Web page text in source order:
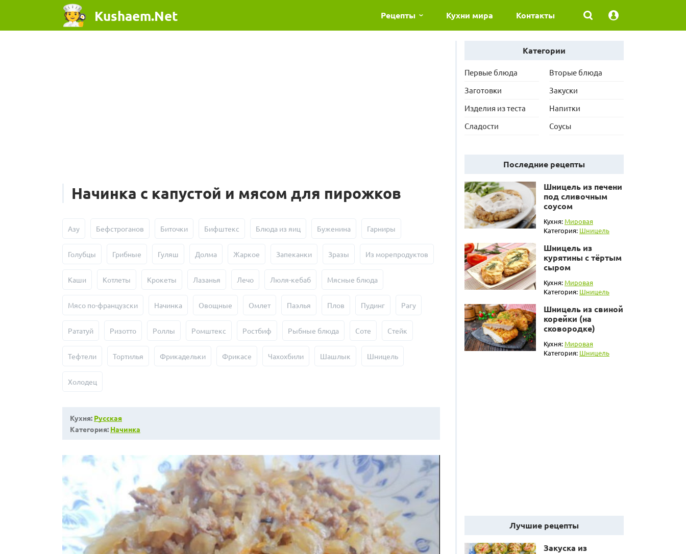
Kushaem.Net Рецепты Кухни мира Контакты
Начинка с капустой и мясом для пирожков
Азу Бефстроганов Биточки Бифштекс Блюда из яиц Буженина Гарниры
Голубцы Грибные Гуляш Долма Жаркое Запеканки Зразы Из морепродуктов
Каши Котлеты Крокеты Лазанья Лечо Люля-кебаб Мясные блюда
Мясо по-французски Начинка Овощные Омлет Паэлья Плов Пудинг Рагу
Рататуй Ризотто Роллы Ромштекс Ростбиф Рыбные блюда Соте Стейк
Тефтели Тортилья Фрикадельки Фрикасе Чахохбили Шашлык Шницель
Холодец
Кухня: Русская
Категория: Начинка
Категории
Первые блюда
Вторые блюда
Заготовки
Закуски
Изделия из теста
Напитки
Сладости
Соусы
Последние рецепты
Шницель из печени
под сливочным
соусом
Кухня: Мировая
Категория: Шницель
Шницель из
курятины с тёртым
сыром
Кухня: Мировая
Категория: Шницель
Шницель из свиной
корейки (на
сковородке)
Кухня: Мировая
Категория: Шницель
Лучшие рецепты
Закуска из